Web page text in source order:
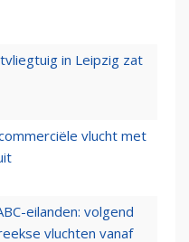
in Leipzig zat
vlucht met
eilanden: volgend
vluchten vanaf